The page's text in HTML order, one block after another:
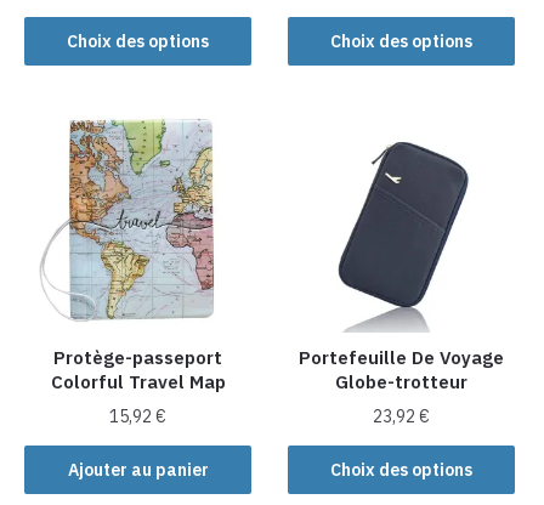
Choix des options
produit
a
variations.
Les
options
peuvent
être
choisies
sur
page
du
produit
Choix des options
Ce
produit
variations.
Les
options
peuvent
être
choisies
sur
la
page
du
produit
Protège-passeport
Colorful Travel Map
15,92€
Ajouter au panier
Portefeuille De Voyage
Globe-trotteur
23,92€
Choix des options
Ce
produit